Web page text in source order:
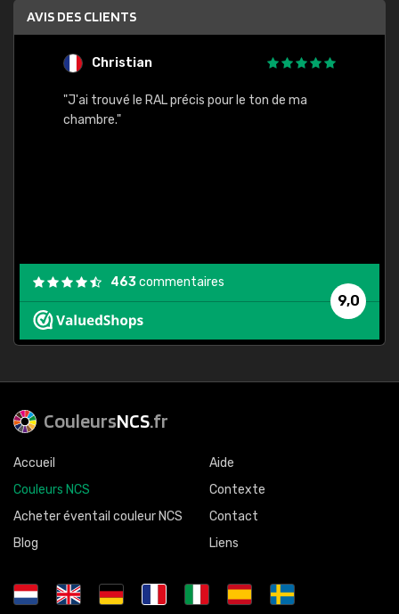
AVIS DES CLIENTS
Christian
"J'ai trouvé le RAL précis pour le ton de ma
chambre."
9,0
463commentaires
CouleursNCS.fr
Accueil
Couleurs NCS
Acheter éventail couleur NCS
Blog
Aide
Contexte
Contact
Liens